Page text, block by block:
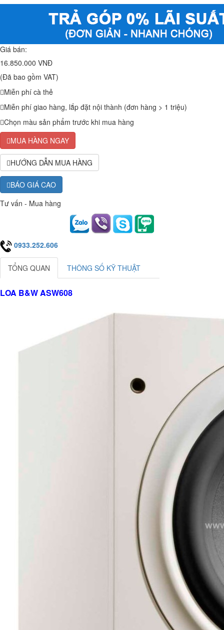
Giá bán:
16.850.000 VNĐ
(Đã bao gồm VAT)
Miễn phí cà thẻ
Miễn phí giao hàng, lắp đặt nội thành (đơn hàng > 1 triệu)
Chọn màu sản phẩm trước khi mua hàng
MUA HÀNG NGAY
HƯỚNG DẪN MUA HÀNG
BÁO GIÁ CAO
Tư vấn - Mua hàng
0933.252.606
TỔNG QUAN THÔNG SỐ KỸ THUẬT
LOA B&W ASW608